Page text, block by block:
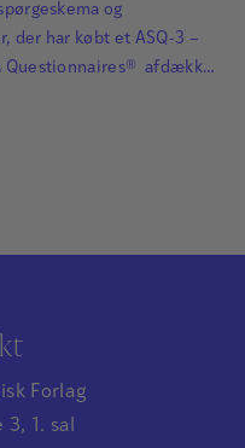
og
der har købt et ASQ-3 –
Questionnaires® afdækker
for børns fremtid, at
Forlag
1. sal